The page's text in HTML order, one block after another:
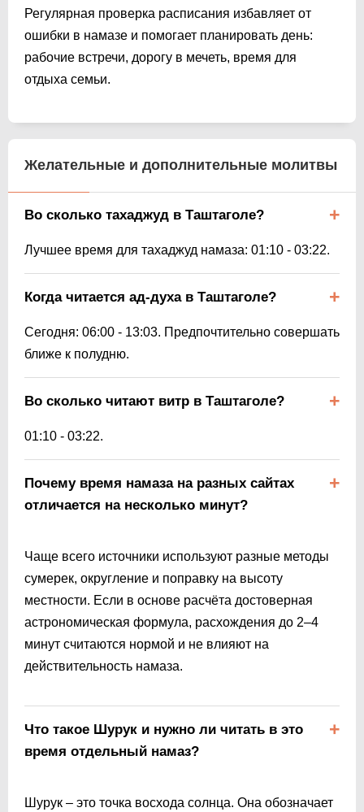
Регулярная проверка расписания избавляет от
ошибки в намазе и помогает планировать день:
рабочие встречи, дорогу в мечеть, время для
отдыха семьи.
Желательные и дополнительные молитвы
Во сколько тахаджуд в Таштаголе?
Лучшее время для тахаджуд намаза: 01:10 - 03:22.
Когда читается ад-духа в Таштаголе?
Сегодня: 06:00 - 13:03. Предпочтительно совершать
ближе к полудню.
Во сколько читают витр в Таштаголе?
01:10 - 03:22.
Почему время намаза на разных сайтах
отличается на несколько минут?
Чаще всего источники используют разные методы
сумерек, округление и поправку на высоту
местности. Если в основе расчёта достоверная
астрономическая формула, расхождения до 2–4
минут считаются нормой и не влияют на
действительность намаза.
Что такое Шурук и нужно ли читать в это
время отдельный намаз?
Шурук – это точка восхода солнца. Она обозначает